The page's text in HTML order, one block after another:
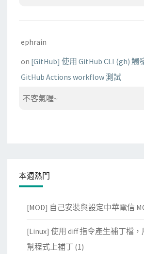
ephrain
on [GitHub] 使用 GitHub CLI (gh) 觸
GitHub Actions workflow 測試
不客氣喔~
本週熱門
[MOD] 自己安裝與設定中華電信
[Linux] 使用 diff 指令產生補丁檔，
幫程式上補丁 (1)